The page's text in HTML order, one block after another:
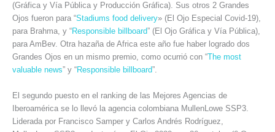
(Gráfica y Vía Pública y Producción Gráfica). Sus otros 2 Grandes
Ojos fueron para “Stadiums food delivery» (El Ojo Especial Covid-19),
para Brahma, y “Responsible billboard” (El Ojo Gráfica y Vía Pública),
para AmBev. Otra hazaña de Africa este año fue haber logrado dos
Grandes Ojos en un mismo premio, como ocurrió con “The most
valuable news” y “Responsible billboard”.
El segundo puesto en el ranking de las Mejores Agencias de
Iberoamérica se lo llevó la agencia colombiana MullenLowe SSP3.
Liderada por Francisco Samper y Carlos Andrés Rodríguez,